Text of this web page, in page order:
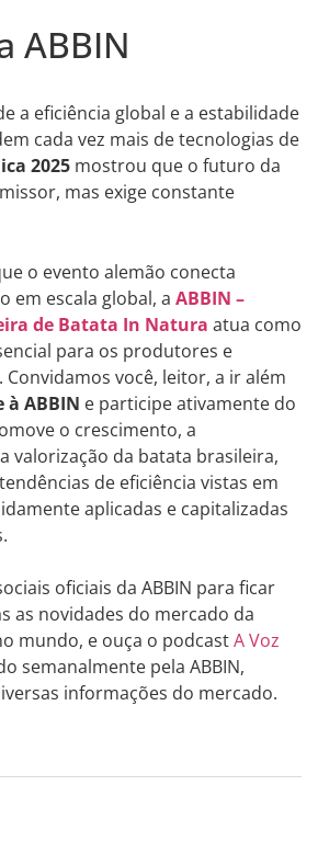
ABBIN
a eficiência global e a estabilidade
cada vez mais de tecnologias de
2025 mostrou que o futuro da
mas exige constante
o evento alemão conecta
em escala global, a ABBIN –
de Batata In Natura atua como
para os produtores e
você, leitor, a ir além
à ABBIN e participe ativamente do
o crescimento, a
valorização da batata brasileira,
de eficiência vistas em
aplicadas e capitalizadas
oficiais da ABBIN para ficar
as novidades do mercado da
mundo, e ouça o podcastA Voz
semanalmente pela ABBIN,
informações do mercado.